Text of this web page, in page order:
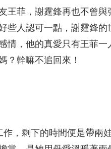
王菲，謝霆鋒再也不曾
人認可一點，謝霆鋒的
情，他的真愛只有王菲
？幹嘛不追回來！
，剩下的時間便是帶兩